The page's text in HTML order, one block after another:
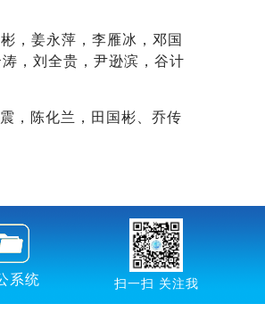
，姜永萍，李雁冰，邓国
，刘全贵，尹逊滨，谷计
，陈化兰，田国彬、乔传
系统 扫一扫 关注我